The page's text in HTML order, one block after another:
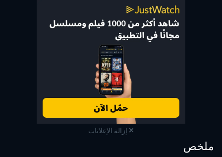
إزالة الإعلانات
ملخص